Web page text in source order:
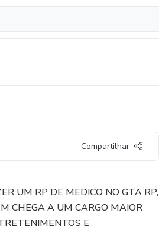
Compartilhar
UM RP DE MEDICO NO GTA RP,
CHEGA A UM CARGO MAIOR
E